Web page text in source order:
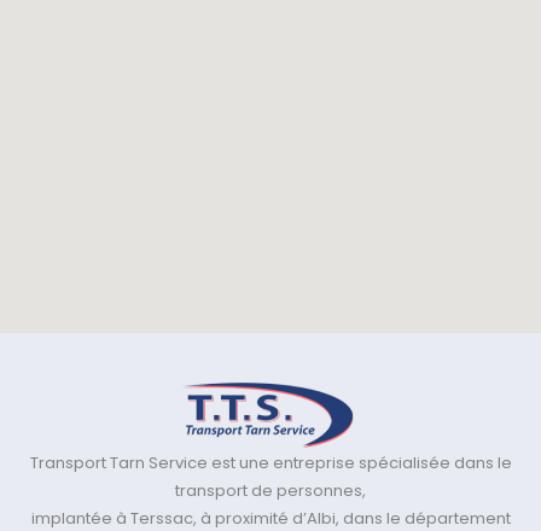
Transport Tarn Service est une entreprise spécialisée dans le
transport de personnes,
implantée à Terssac, à proximité d’Albi, dans le département